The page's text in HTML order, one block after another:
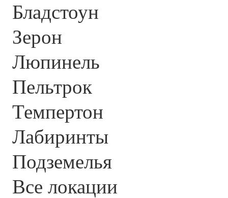
Бладстоун
Зерон
Люпинель
Пельтрок
Темпертон
Лабиринты
Подземелья
Все локации